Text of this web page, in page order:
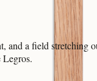
a field stretching
Legros.